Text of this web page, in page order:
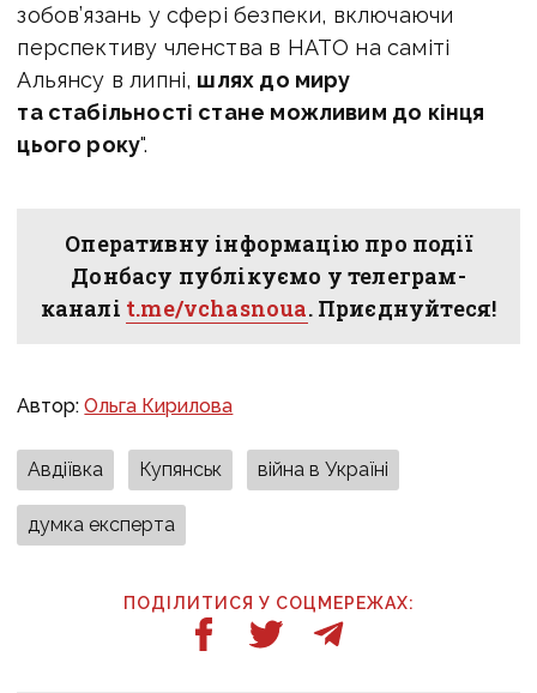
зобов’язань у сфері безпеки, включаючи
перспективу членства в НАТО на саміті
Альянсу в липні, шлях до миру
та стабільності стане можливим до кінця
цього року".
Оперативну інформацію про події
Донбасу публікуємо у телеграм-
каналі t.me/vchasnoua. Приєднуйтеся!
Автор:Ольга Кирилова
Авдіївка Купянськ війна в Україні
думка експерта
ПОДІЛИТИСЯ У СОЦМЕРЕЖАХ: